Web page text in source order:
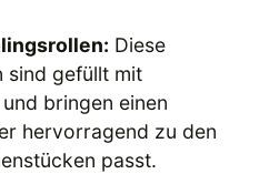
Diese
sind gefüllt mit
bringen einen
hervorragend zu den
passt.